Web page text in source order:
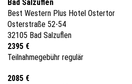
Bad Salzuflen
Best Western Plus Hotel Ostertor
Osterstraße 52-54
32105 Bad Salzuflen
2395 €
Teilnahmegebühr regulär
2085 €